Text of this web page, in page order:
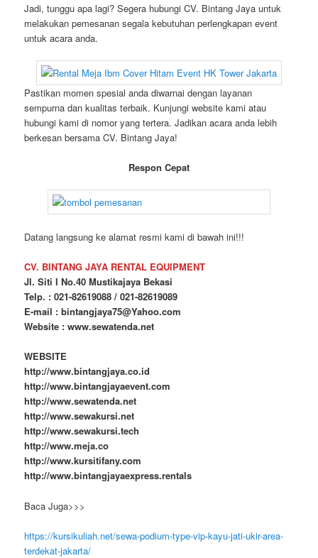
Jadi, tunggu apa lagi? Segera hubungi CV. Bintang Jaya untuk
melakukan pemesanan segala kebutuhan perlengkapan event
untuk acara anda.
Pastikan momen spesial anda diwarnai dengan layanan
sempurna dan kualitas terbaik. Kunjungi website kami atau
hubungi kami di nomor yang tertera. Jadikan acara anda lebih
berkesan bersama CV. Bintang Jaya!
Respon Cepat
Datang langsung ke alamat resmi kami di bawah ini!!!
CV. BINTANG JAYA RENTAL EQUIPMENT
Jl. Siti I No.40 Mustikajaya Bekasi
Telp. : 021-82619088 / 021-82619089
E-mail : bintangjaya75@Yahoo.com
Website : www.sewatenda.net
WEBSITE
http://www.bintangjaya.co.id
http://www.bintangjayaevent.com
http://www.sewatenda.net
http://www.sewakursi.net
http://www.sewakursi.tech
http://www.meja.co
http://www.kursitifany.com
http://www.bintangjayaexpress.rentals
Baca Juga>>>
https://kursikuliah.net/sewa-podium-type-vip-kayu-jati-ukir-area-
terdekat-jakarta/